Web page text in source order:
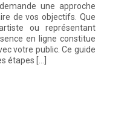
une approche
de vos objectifs. Que
ou représentant
en ligne constitue
votre public. Ce guide
étapes […]